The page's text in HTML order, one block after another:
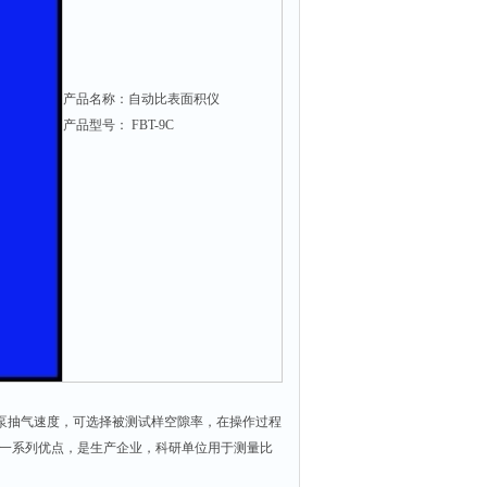
产品名称：自动比表面积仪
产品型号： FBT-9C
气速度，可选择被测试样空隙率，在操作过程
系列优点，是生产企业，科研单位用于测量比